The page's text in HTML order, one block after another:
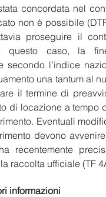
concordata nel
non è possibile
proseguire il
questo caso, la
secondo l’indice
una tantum al
il termine di
di locazione a tempo
Eventuali
devono
recentemente
raccolta ufficiale (TF
informazioni